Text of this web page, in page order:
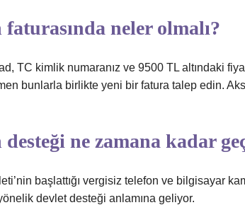
neler olmalı?
TC kimlik numaranız ve 9500 TL altındaki
bunlarla birlikte yeni bir fatura talep edin.
ne zamana kadar
başlattığı vergisiz telefon ve bilgisayar
devlet desteği anlamına geliyor.